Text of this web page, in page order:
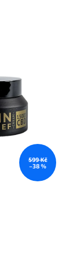
599 Kč
–38 %